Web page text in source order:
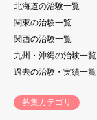
北海道の治験一覧
関東の治験一覧
関西の治験一覧
九州・沖縄の治験一覧
過去の治験・実績一覧
募集カテゴリ